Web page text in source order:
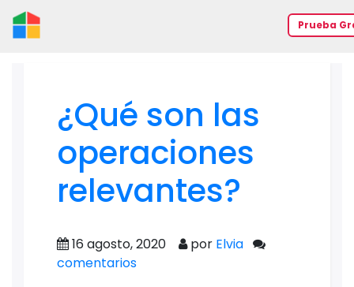
Prueba
¿Qué son las
operaciones
relevantes?
16 agosto, 2020 por Elvia
comentarios